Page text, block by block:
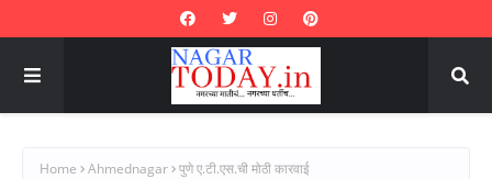
Home Ahmednagar पुणे ए.टी.एस.ची मोठी कारवाई